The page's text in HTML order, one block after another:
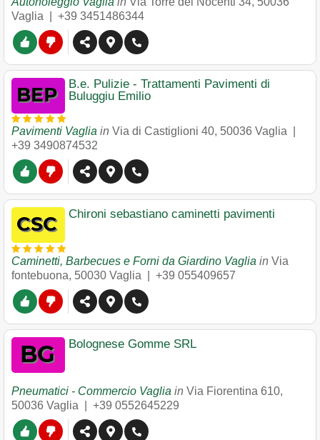
Vaglia
+39 3451486344
B.e. Pulizie - Trattamenti Pavimenti di
Buluggiu Emilio
Pavimenti Vaglia in Via di Castiglioni 40, 50036 Vaglia
+39 3490874532
Chironi sebastiano caminetti pavimenti
Caminetti, Barbecues e Forni da Giardino Vaglia in Via
fontebuona, 50030 Vaglia +39 055409657
Bolognese Gomme SRL
Pneumatici - Commercio Vaglia in Via Fiorentina 610,
50036 Vaglia +39 0552645229